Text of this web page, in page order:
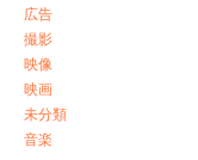
広告
撮影
映像
映画
未分類
音楽